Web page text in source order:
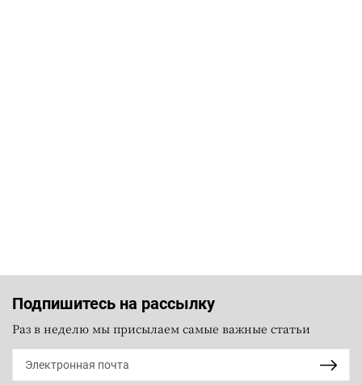
Подпишитесь на рассылку
Раз в неделю мы присылаем самые важные статьи